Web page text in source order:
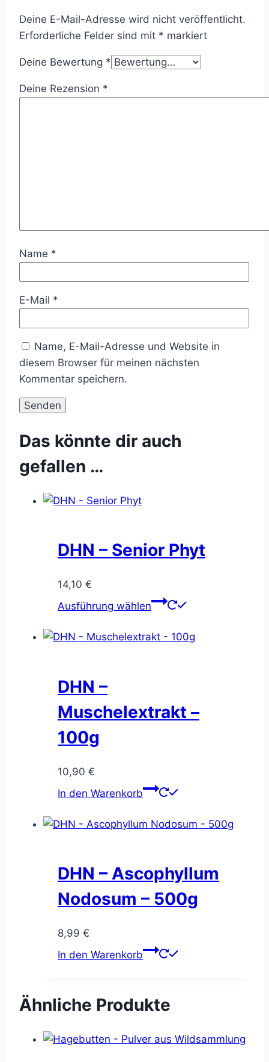
Deine E-Mail-Adresse wird nicht veröffentlicht.
Erforderliche Felder sind mit * markiert
Deine Bewertung *
Deine Rezension *
Name *
E-Mail *
Name, E-Mail-Adresse und Website in
diesem Browser für meinen nächsten
Kommentar speichern.
Das könnte dir auch
gefallen …
DHN – Senior Phyt
14,10 €
Ausführung wählen
Dieses
weist
Optionen
DHN –
Muschelextrakt –
100g
10,90 €
In den Warenkorb
DHN – Ascophyllum
Nodosum – 500g
8,99 €
In den Warenkorb
Ähnliche Produkte